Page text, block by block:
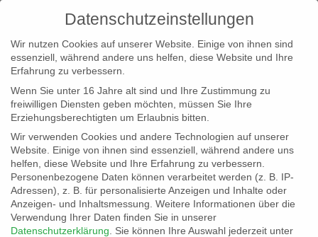
info@erfolgreich-events.de
+4940 46 777 230
Datenschutzeinstellungen
Wir nutzen Cookies auf unserer Website. Einige von ihnen sind
essenziell, während andere uns helfen, diese Website und Ihre
Erfahrung zu verbessern.
Wenn Sie unter 16 Jahre alt sind und Ihre Zustimmung zu
freiwilligen Diensten geben möchten, müssen Sie Ihre
Erziehungsberechtigten um Erlaubnis bitten.
Wir verwenden Cookies und andere Technologien auf unserer
Website. Einige von ihnen sind essenziell, während andere uns
helfen, diese Website und Ihre Erfahrung zu verbessern.
Personenbezogene Daten können verarbeitet werden (z. B. IP-
Adressen), z. B. für personalisierte Anzeigen und Inhalte oder
Anzeigen- und Inhaltsmessung. Weitere Informationen über die
Verwendung Ihrer Daten finden Sie in unserer
Datenschutzerklärung
Sie können Ihre Auswahl jederzeit unter